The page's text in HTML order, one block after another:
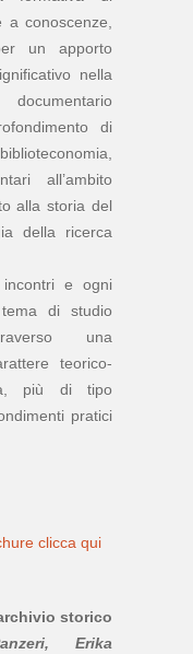
a conoscenze,
un apporto
nella
di
all’ambito
alla storia del
della ricerca
e ogni
di studio
una
teorico-
più di tipo
pratici
clicca qui
storico
Erika